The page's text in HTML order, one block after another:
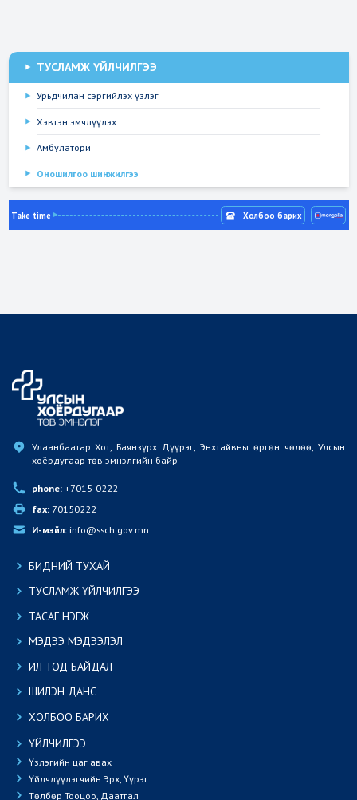
ТУСЛАМЖ ҮЙЛЧИЛГЭЭ
Урьдчилан сэргийлэх үзлэг
Хэвтэн эмчлүүлэх
Амбулатори
Оношилгоо шинжилгээ
Take time Холбоо барих
Улаанбаатар Хот, Баянзүрх Дүүрэг, Энхтайвны өргөн чөлөө, Улсын
хоёрдугаар төв эмнэлгийн байр
phone: +7015-0222
fax: 70150222
И-мэйл: info@ssch.gov.mn
БИДНИЙ ТУХАЙ
ТУСЛАМЖ ҮЙЛЧИЛГЭЭ
ТАСАГ НЭГЖ
МЭДЭЭ МЭДЭЭЛЭЛ
ИЛ ТОД БАЙДАЛ
ШИЛЭН ДАНС
ХОЛБОО БАРИХ
ҮЙЛЧИЛГЭЭ
Үзлэгийн цаг авах
Үйлчлүүлэгчийн Эрх, Үүрэг
Төлбөр Тооцоо, Даатгал